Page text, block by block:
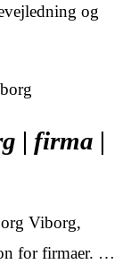
og
| firma |
Viborg,
for firmaer. …